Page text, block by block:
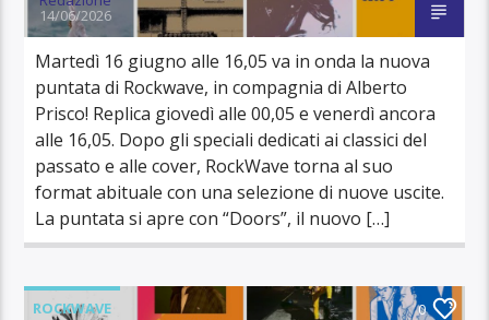
14/06/2026
Martedì 16 giugno alle 16,05 va in onda la nuova
puntata di Rockwave, in compagnia di Alberto
Prisco! Replica giovedì alle 00,05 e venerdì ancora
alle 16,05. Dopo gli speciali dedicati ai classici del
passato e alle cover, RockWave torna al suo
format abituale con una selezione di nuove uscite.
La puntata si apre con “Doors”, il nuovo […]
ROCKWAVE 0